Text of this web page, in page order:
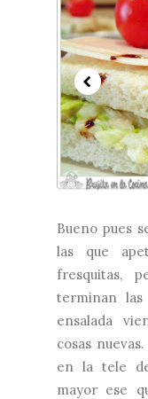
Bueno pues
las que
fresquitas,
terminan las
ensalada
cosas
en la tele
mayor ese